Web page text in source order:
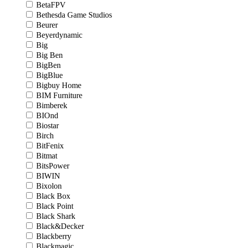
BetaFPV
Bethesda Game Studios
Beurer
Beyerdynamic
Big
Big Ben
BigBen
BigBlue
Bigbuy Home
BIM Furniture
Bimberek
BIOnd
Biostar
Birch
BitFenix
Bitmat
BitsPower
BIWIN
Bixolon
Black Box
Black Point
Black Shark
Black&Decker
Blackberry
Blackmagic